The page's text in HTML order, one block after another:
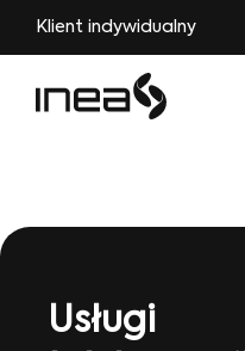
Klient indywidualny
Usługi